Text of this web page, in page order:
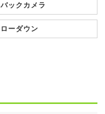
バックカメラ
ローダウン